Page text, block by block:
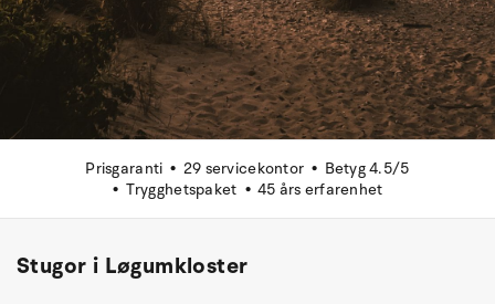
Prisgaranti 29 servicekontor
Betyg 4.5/5
Trygghetspaket
45 års erfarenhet
Stugor i Løgumkloster